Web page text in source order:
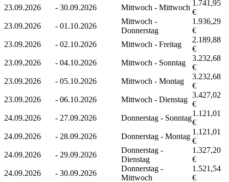
23.09.2026
- 30.09.2026 Mittwoch - Mittwoch
1.741,95
€
23.09.2026
- 01.10.2026
Mittwoch -
Donnerstag
1.936,29
€
23.09.2026
- 02.10.2026 Mittwoch - Freitag
2.189,88
€
23.09.2026
- 04.10.2026 Mittwoch - Sonntag
3.232,68
€
23.09.2026
- 05.10.2026 Mittwoch - Montag
3.232,68
€
23.09.2026
- 06.10.2026 Mittwoch - Dienstag
3.427,02
€
24.09.2026
- 27.09.2026 Donnerstag - Sonntag
1.121,01
€
24.09.2026
- 28.09.2026 Donnerstag - Montag
1.121,01
€
24.09.2026
- 29.09.2026
Donnerstag -
Dienstag
1.327,20
€
24.09.2026
- 30.09.2026
Donnerstag -
Mittwoch
1.521,54
€